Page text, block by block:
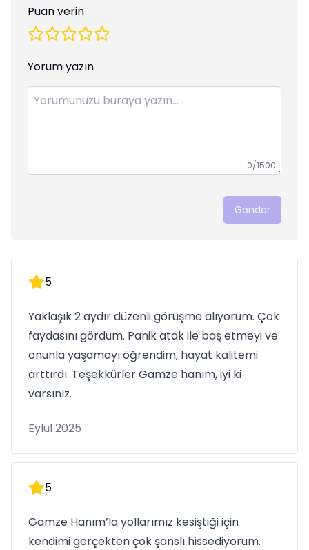
Puan verin
Yorum yazın
0/1500
Gönder
5
Yaklaşık 2 aydır düzenli görüşme alıyorum. Çok
faydasını gördüm. Panik atak ile baş etmeyi ve
onunla yaşamayı öğrendim, hayat kalitemi
arttırdı. Teşekkürler Gamze hanım, iyi ki
varsınız.
Eylül 2025
5
Gamze Hanım’la yollarımız kesiştiği için
kendimi gerçekten çok şanslı hissediyorum.